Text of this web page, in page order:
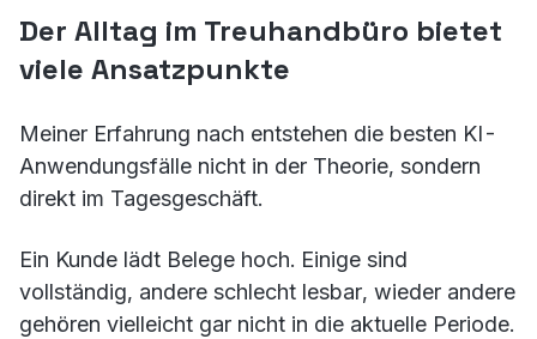
Der Alltag im Treuhandbüro bietet
viele Ansatzpunkte
Meiner Erfahrung nach entstehen die besten KI-
Anwendungsfälle nicht in der Theorie, sondern
direkt im Tagesgeschäft.
Ein Kunde lädt Belege hoch. Einige sind
vollständig, andere schlecht lesbar, wieder andere
gehören vielleicht gar nicht in die aktuelle Periode.